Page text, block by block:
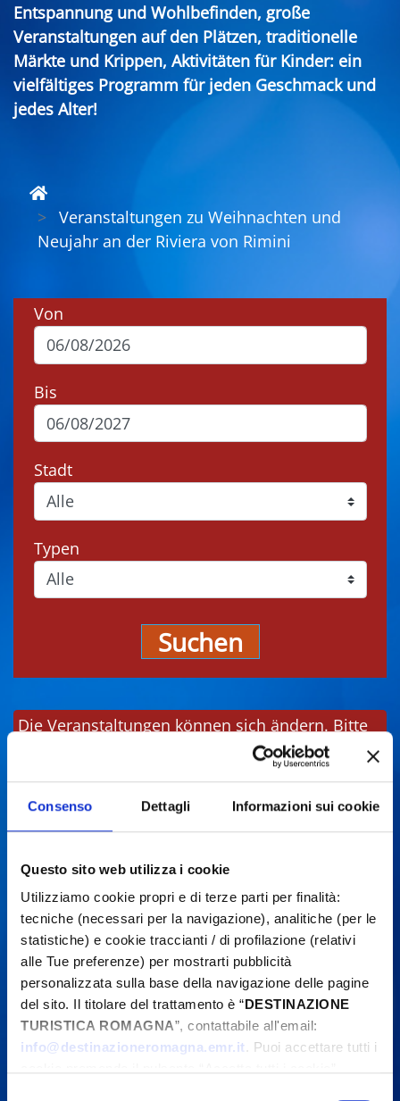
Consenso Dettagli Informazioni sui cookie
Questo sito web utilizza i cookie
Utilizziamo cookie propri e di terze parti per finalità:
tecniche (necessari per la navigazione), analitiche (per le
statistiche) e cookie traccianti / di profilazione (relativi
alle Tue preferenze) per mostrarti pubblicità
personalizzata sulla base della navigazione delle pagine
del sito. Il titolare del trattamento è “DESTINAZIONE
TURISTICA ROMAGNA”, contattabile all'email:
info@destinazioneromagna.emr.it. Puoi accettare tutti i
Entspannung und Wohlbefinden, große
Veranstaltungen auf den Plätzen, traditionelle
Märkte und Krippen, Aktivitäten für Kinder: ein
vielfältiges Programm für jeden Geschmack und
jedes Alter!
Veranstaltungen zu Weihnachten und
Neujahr an der Riviera von Rimini
Von
Bis
Stadt
Typen
Suchen
Die Veranstaltungen können sich ändern. Bitte
kontaktieren Sie die Organisatoren, bevor Sie